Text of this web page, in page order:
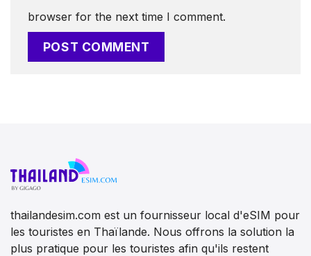
browser for the next time I comment.
thailandesim.com est un fournisseur local d'eSIM pour
les touristes en Thaïlande. Nous offrons la solution la
plus pratique pour les touristes afin qu'ils restent